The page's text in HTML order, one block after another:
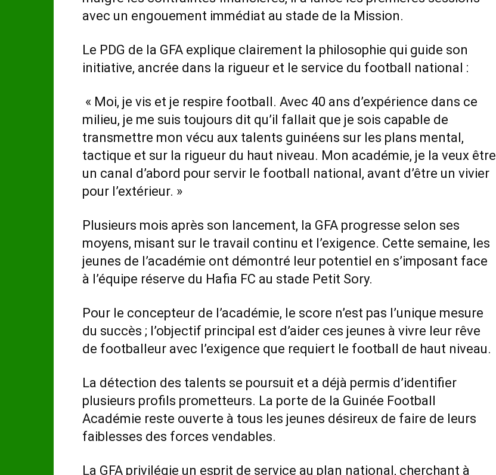
avec un engouement immédiat au stade de la Mission.
Le PDG de la GFA explique clairement la philosophie qui guide son
initiative, ancrée dans la rigueur et le service du football national :
« Moi, je vis et je respire football. Avec 40 ans d’expérience dans ce
milieu, je me suis toujours dit qu’il fallait que je sois capable de
transmettre mon vécu aux talents guinéens sur les plans mental,
tactique et sur la rigueur du haut niveau. Mon académie, je la veux être
un canal d’abord pour servir le football national, avant d’être un vivier
pour l’extérieur. »
Plusieurs mois après son lancement, la GFA progresse selon ses
moyens, misant sur le travail continu et l’exigence. Cette semaine, les
jeunes de l’académie ont démontré leur potentiel en s’imposant face
à l’équipe réserve du Hafia FC au stade Petit Sory.
Pour le concepteur de l’académie, le score n’est pas l’unique mesure
du succès ; l’objectif principal est d’aider ces jeunes à vivre leur rêve
de footballeur avec l’exigence que requiert le football de haut niveau.
La détection des talents se poursuit et a déjà permis d’identifier
plusieurs profils prometteurs. La porte de la Guinée Football
Académie reste ouverte à tous les jeunes désireux de faire de leurs
faiblesses des forces vendables.
La GFA privilégie un esprit de service au plan national, cherchant à